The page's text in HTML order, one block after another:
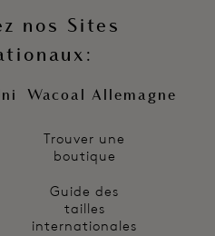
nos Sites
Wacoal Allemagne
Trouver une
boutique
Guide des
tailles
internationales